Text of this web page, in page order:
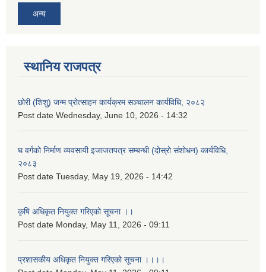
अन्य
स्थानिय राजपत्र
छोरी (शिशु) जन्म प्रोत्साहन कार्यक्रम सञ्चालन कार्यविधि, २०८२
Post date Wednesday, June 10, 2026 - 14:32
घ वर्गको निर्माण व्यवसायी इजाजतपत्र सम्बन्धी (दोस्रो संशोधन) कार्यविधि,
२०८३
Post date Tuesday, May 19, 2026 - 14:42
कृषि अधिकृत नियुक्त गरिएको सूचना ।।
Post date Monday, May 11, 2026 - 09:11
प्रशासकीय अधिकृत नियुक्त गरिएको सूचना ।।।।